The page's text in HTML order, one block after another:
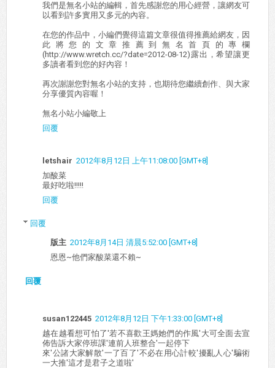
我們是無名小站的編輯，首先感謝您的用心經營，讓網友可
以看到許多實用又多元的內容。
在您的作品中，小編們覺得這篇文章很值得推薦給網友，因
此將您的文章推薦到無名首頁的專欄
(http://www.wretch.cc/?date=2012-08-12)露出，希望讓更
多讀者看到您的好內容！
再次謝謝您對無名小站的支持，也期待您繼續創作、與大家
分享優質內容喔！
無名小站小編敬上
回覆
letshair 2012年8月12日 上午11:08:00 [GMT+8]
加酸菜
最好吃啦!!!!!
回覆
回覆
版主 2012年8月14日 清晨5:52:00 [GMT+8]
恩恩~他們家酸菜還不賴~
回覆
susan122445 2012年8月12日 下午1:33:00 [GMT+8]
越在越看想可怕了'若不喜歡王媽她們的作風'大可全面去宣
佈告訴大家停班課'連前人班整合'一起停下
來'公諸大家解散'一了百了'不必在用心計較'擾亂人心'騙術
一大推'這才是君子之道啦'